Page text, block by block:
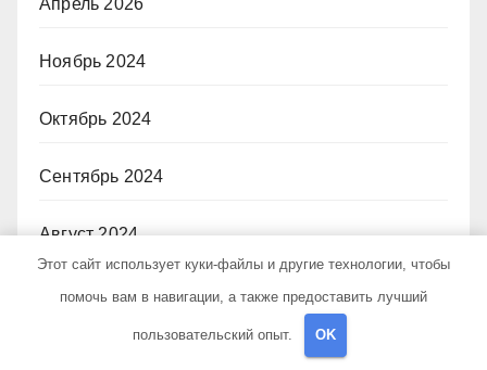
Апрель 2026
Ноябрь 2024
Октябрь 2024
Сентябрь 2024
Август 2024
Июль 2024
Этот сайт использует куки-файлы и другие технологии, чтобы
помочь вам в навигации, а также предоставить лучший
пользовательский опыт. OK